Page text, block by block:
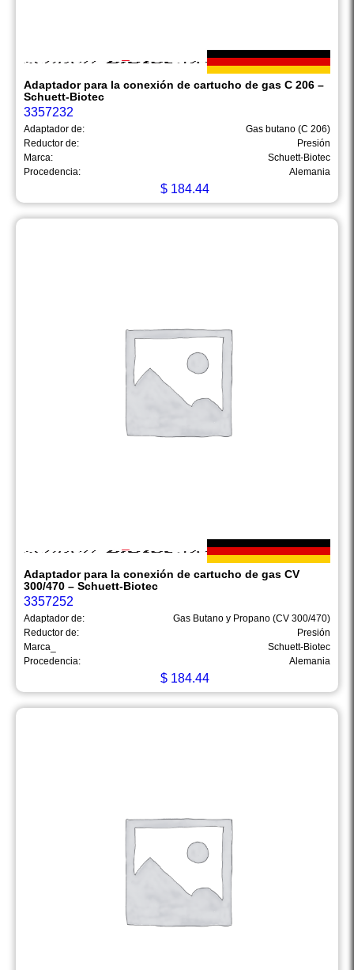
Adaptador para la conexión de cartucho de gas C 206 –
Schuett-Biotec
3357232
Adaptador de:
Gas butano (C 206)
Reductor de:
Presión
Marca:
Schuett-Biotec
Procedencia:
Alemania
$ 184.44
Adaptador para la conexión de cartucho de gas CV
300/470 – Schuett-Biotec
3357252
Adaptador de:
Gas Butano y Propano (CV 300/470)
Reductor de:
Presión
Marca_
Schuett-Biotec
Procedencia:
Alemania
$ 184.44